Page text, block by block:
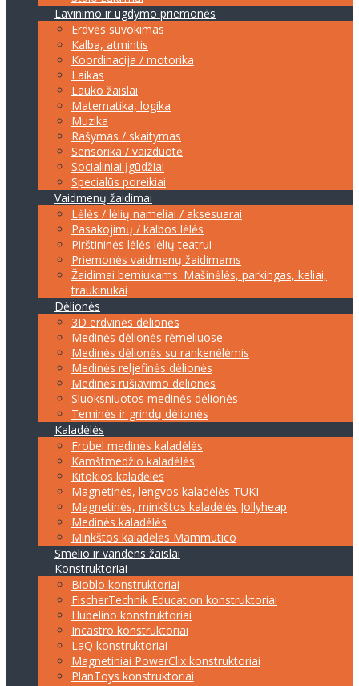
Lavinimo ir ugdymo priemonės
Erdvės suvokimas
Kalba, atmintis
Koordinacija / motorika
Laikas
Lauko žaislai
Matematika, logika
Muzika
Rašymas / skaitymas
Sensorika / vaizduotė
Socialiniai įgūdžiai
Specialūs poreikiai
Vaidmenų žaidimai
Lėlės / lėlių nameliai / aksesuarai
Pasakojimų / kalbos lėlės
Pirštininės lėlės lėlių teatrui
Priemonės vaidmenų žaidimams
Žaidimai berniukams. Mašinėlės, parkingas, keliai,
traukinukai
Dėlionės
3D erdvinės dėlionės
Medinės dėlionės rėmeliuose
Medinės dėlionės su rankenėlėmis
Medinės reljefinės dėlionės
Medinės rūšiavimo dėlionės
Sluoksniuotos medinės dėlionės
Teminės ir grindų dėlionės
Kaladėlės
Frobel medinės kaladėlės
Kamštmedžio kaladėlės
Kitokios kaladėlės
Magnetinės, lengvos kaladėlės TUKI
Magnetinės, minkštos kaladėlės Jollyheap
Medinės kaladėlės
Minkštos kaladėlės Mammutico
Smėlio ir vandens žaislai
Konstruktoriai
Bioblo konstruktoriai
FischerTechnik Education konstruktoriai
Hubelino konstruktoriai
Incastro konstruktoriai
LaQ konstruktoriai
Magnetiniai PowerClix konstruktoriai
PlanToys konstruktoriai